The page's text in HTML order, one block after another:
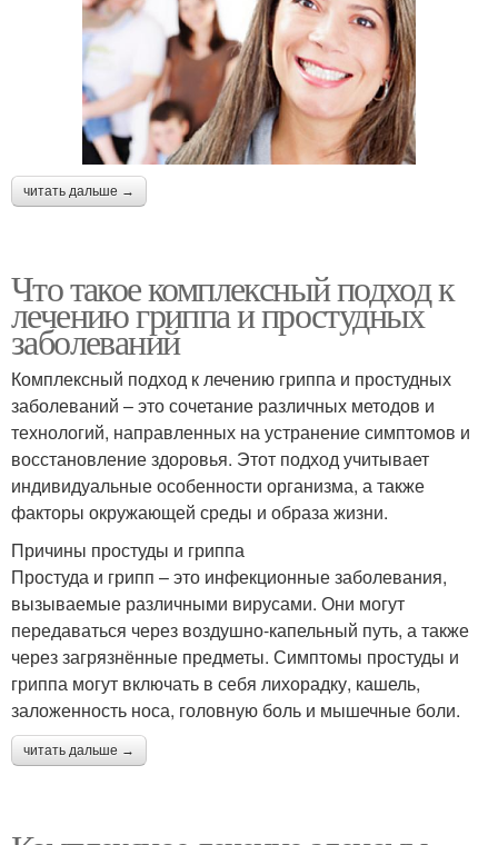
читать дальше →
Что такое комплексный подход к
лечению гриппа и простудных
заболеваний
Комплексный подход к лечению гриппа и простудных
заболеваний – это сочетание различных методов и
технологий, направленных на устранение симптомов и
восстановление здоровья. Этот подход учитывает
индивидуальные особенности организма, а также
факторы окружающей среды и образа жизни.
Причины простуды и гриппа
Простуда и грипп – это инфекционные заболевания,
вызываемые различными вирусами. Они могут
передаваться через воздушно-капельный путь, а также
через загрязнённые предметы. Симптомы простуды и
гриппа могут включать в себя лихорадку, кашель,
заложенность носа, головную боль и мышечные боли.
читать дальше →